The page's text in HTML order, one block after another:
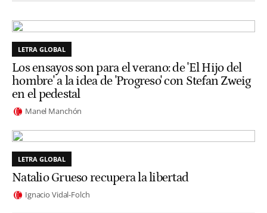
LETRA GLOBAL
Los ensayos son para el verano: de 'El Hijo del
hombre' a la idea de 'Progreso' con Stefan Zweig
en el pedestal
Manel Manchón
LETRA GLOBAL
Natalio Grueso recupera la libertad
Ignacio Vidal-Folch